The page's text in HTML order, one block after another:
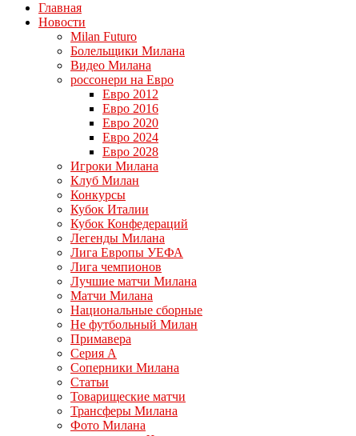
Главная
Новости
Milan Futuro
Болельщики Милана
Видео Милана
россонери на Евро
Евро 2012
Евро 2016
Евро 2020
Евро 2024
Евро 2028
Игроки Милана
Клуб Милан
Конкурсы
Кубок Италии
Кубок Конфедераций
Легенды Милана
Лига Европы УЕФА
Лига чемпионов
Лучшие матчи Милана
Матчи Милана
Национальные сборные
Не футбольный Милан
Примавера
Серия А
Соперники Милана
Статьи
Товарищеские матчи
Трансферы Милана
Фото Милана